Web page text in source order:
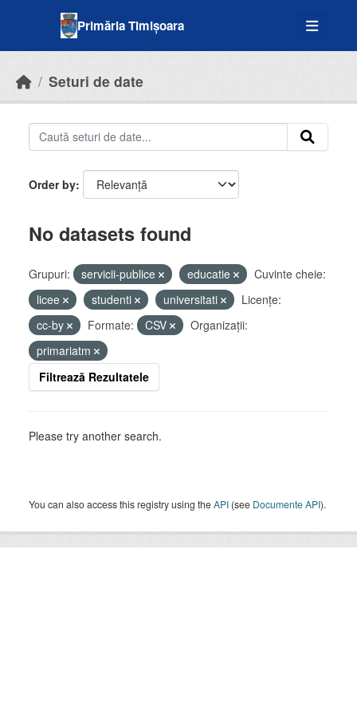
Primăria Timișoara
Seturi de date
Order by
No datasets found
Grupuri: servicii-publice educatie
Cuvinte cheie:
licee
studenti universitati
Licenţe:
cc-by
Formate: CSV
Organizații:
primariatm
Filtrează Rezultatele
Please try another search.
You can also access this registry using theAPI (see Documente API).